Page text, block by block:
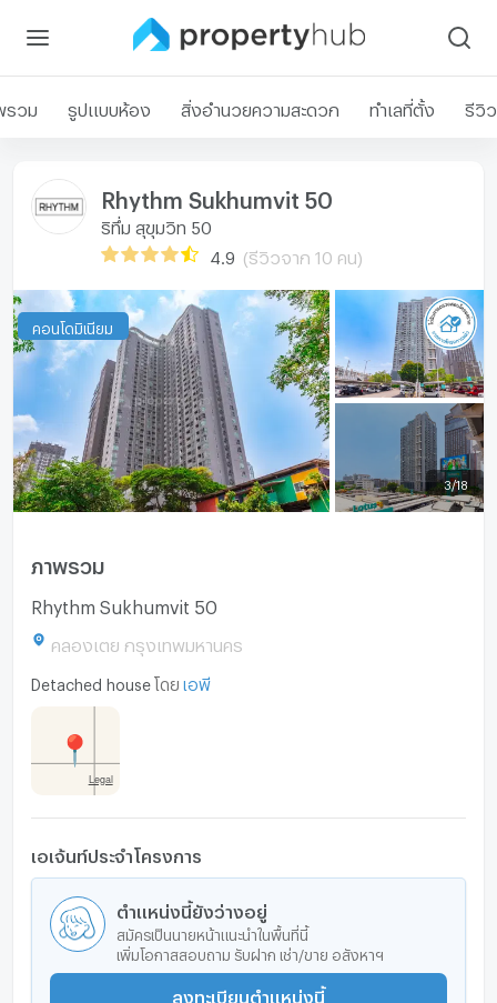
รวม รูปแบบห้อง สิ่งอำนวยความสะดวก ทำเลที่ตั้ง รีวิว
Rhythm Sukhumvit 50
ริทึ่ม สุขุมวิท 50
4.9 (รีวิวจาก 10 คน)
3/18
คอนโดมิเนียม
ภาพรวม
Rhythm Sukhumvit 50
คลองเตย กรุงเทพมหานคร
Detached house โดย เอพี
เอเจ้นท์ประจำโครงการ
ตำแหน่งนี้ยังว่างอยู่
สมัครเป็นนายหน้าแนะนำในพื้นที่นี้
เพิ่มโอกาสสอบถาม รับฝาก เช่า/ขาย อสังหาฯ
ลงทะเบียนตำแหน่งนี้